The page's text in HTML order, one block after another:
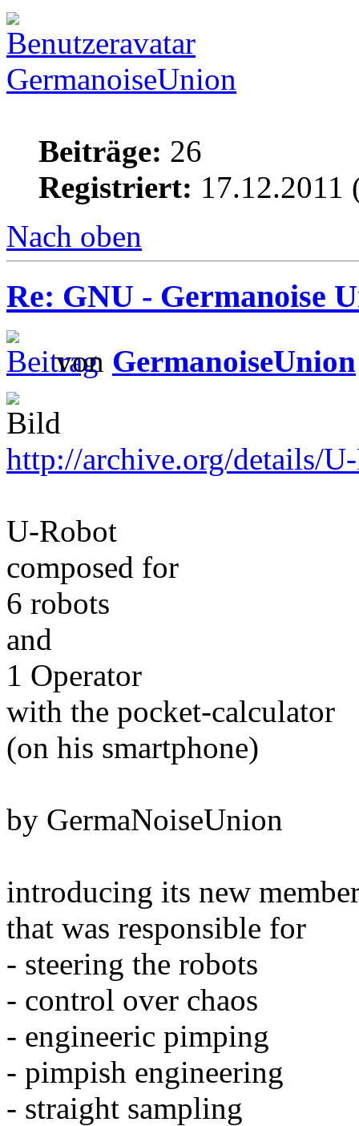
GermanoiseUnion
Beiträge: 26
Registriert: 17.12.2011
Nach oben
Re: GNU - Germanoise
von GermanoiseUnion
http://archive.org/details/
U-Robot
composed for
6 robots
and
1 Operator
with the pocket-calculator
(on his smartphone)
by GermaNoiseUnion
introducing its new
that was responsible for
- steering the robots
- control over chaos
- engineeric pimping
- pimpish engineering
- straight sampling